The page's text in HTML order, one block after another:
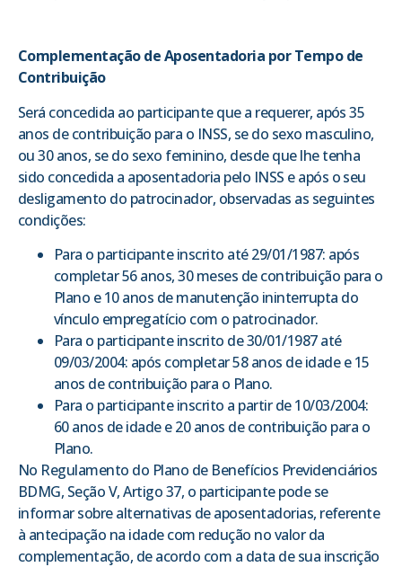
Complementação de Aposentadoria por Tempo de
Contribuição
Será concedida ao participante que a requerer, após 35
anos de contribuição para o INSS, se do sexo masculino,
ou 30 anos, se do sexo feminino, desde que lhe tenha
sido concedida a aposentadoria pelo INSS e após o seu
desligamento do patrocinador, observadas as seguintes
condições:
Para o participante inscrito até 29/01/1987: após
completar 56 anos, 30 meses de contribuição para o
Plano e 10 anos de manutenção ininterrupta do
vínculo empregatício com o patrocinador.
Para o participante inscrito de 30/01/1987 até
09/03/2004: após completar 58 anos de idade e 15
anos de contribuição para o Plano.
Para o participante inscrito a partir de 10/03/2004:
60 anos de idade e 20 anos de contribuição para o
Plano.
No Regulamento do Plano de Benefícios Previdenciários
BDMG, Seção V, Artigo 37, o participante pode se
informar sobre alternativas de aposentadorias, referente
à antecipação na idade com redução no valor da
complementação, de acordo com a data de sua inscrição